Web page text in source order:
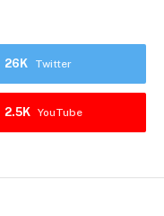
Twitter
26K
YouTube
2.5K